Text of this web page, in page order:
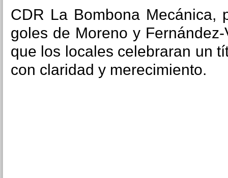
CDR La Bombona Mecánica,
goles de Moreno y
que los locales celebraran un
con claridad y merecimiento.